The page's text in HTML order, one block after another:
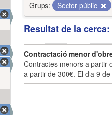
Grups:
Sector públic
Resultat de la
Contractació menor
Contractes menors a partir
a partir de 300€. El dia 9